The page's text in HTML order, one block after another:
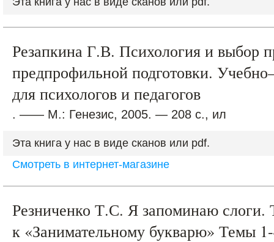
Резапкина Г.В. Психология и выбор
предпрофильной подготовки.
для психологов и педагогов
. —— М.: Генезис, 2005. — 208 с., ил
Эта книга у нас в виде сканов или pdf.
Смотреть в интернет-магазине
Резниченко Т.С. Я запоминаю
к «Занимательному букварю» Темы